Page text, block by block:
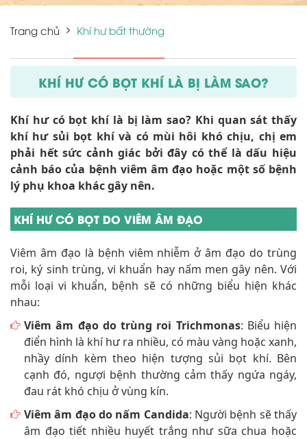
Trang chủ Khí hư bất thường
KHÍ HƯ CÓ BỌT KHÍ LÀ BỊ LÀM SAO?
Khí hư có bọt khí là bị làm sao? Khi quan sát thấy
khí hư sủi bọt khí và có mùi hôi khó chịu, chị em
phải hết sức cảnh giác bởi đây có thể là dấu hiệu
cảnh báo của bệnh viêm âm đạo hoặc một số bệnh
lý phụ khoa khác gây nên.
KHÍ HƯ CÓ BỌT DO VIÊM ÂM ĐẠO
Viêm âm đạo là bệnh viêm nhiễm ở âm đạo do trùng
roi, ký sinh trùng, vi khuẩn hay nấm men gây nên. Với
mỗi loại vi khuẩn, bệnh sẽ có những biểu hiện khác
nhau:
Viêm âm đạo do trùng roi Trichmonas: Biểu hiện
điển hình là khí hư ra nhiều, có màu vàng hoặc xanh,
nhầy dính kèm theo hiện tượng sủi bọt khí. Bên
cạnh đó, ngượi bệnh thường cảm thấy ngứa ngáy,
đau rát khó chịu ở vùng kín.
Viêm âm đạo do nấm Candida: Người bệnh sẽ thấy
âm đạo tiết nhiều huyết trắng như sữa chua hoặc